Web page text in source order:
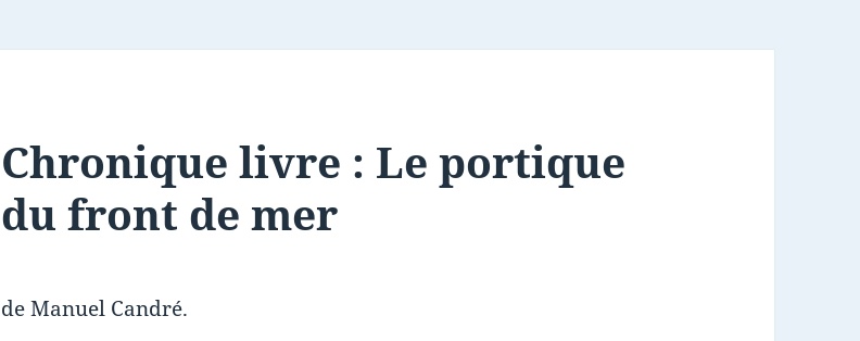
Chronique livre : Le portique
du front de mer
de Manuel Candré.